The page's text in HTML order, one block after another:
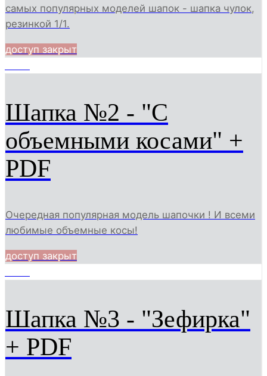
самых популярных моделей шапок - шапка чулок,
резинкой 1/1.
доступ закрыт
Шапка №2 - "С
объемными косами" +
PDF
Очередная популярная модель шапочки ! И всеми
любимые объемные косы!
доступ закрыт
Шапка №3 - "Зефирка"
+ PDF